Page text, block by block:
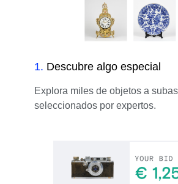
1. Descubre algo especial
Explora miles de objetos a
seleccionados por expertos.